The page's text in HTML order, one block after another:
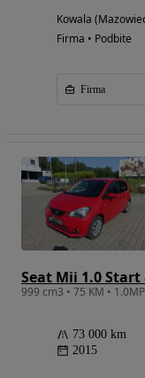
Kowala
Firma • Podbite
Firma
Seat Mii 1.0
73 000 km
2015